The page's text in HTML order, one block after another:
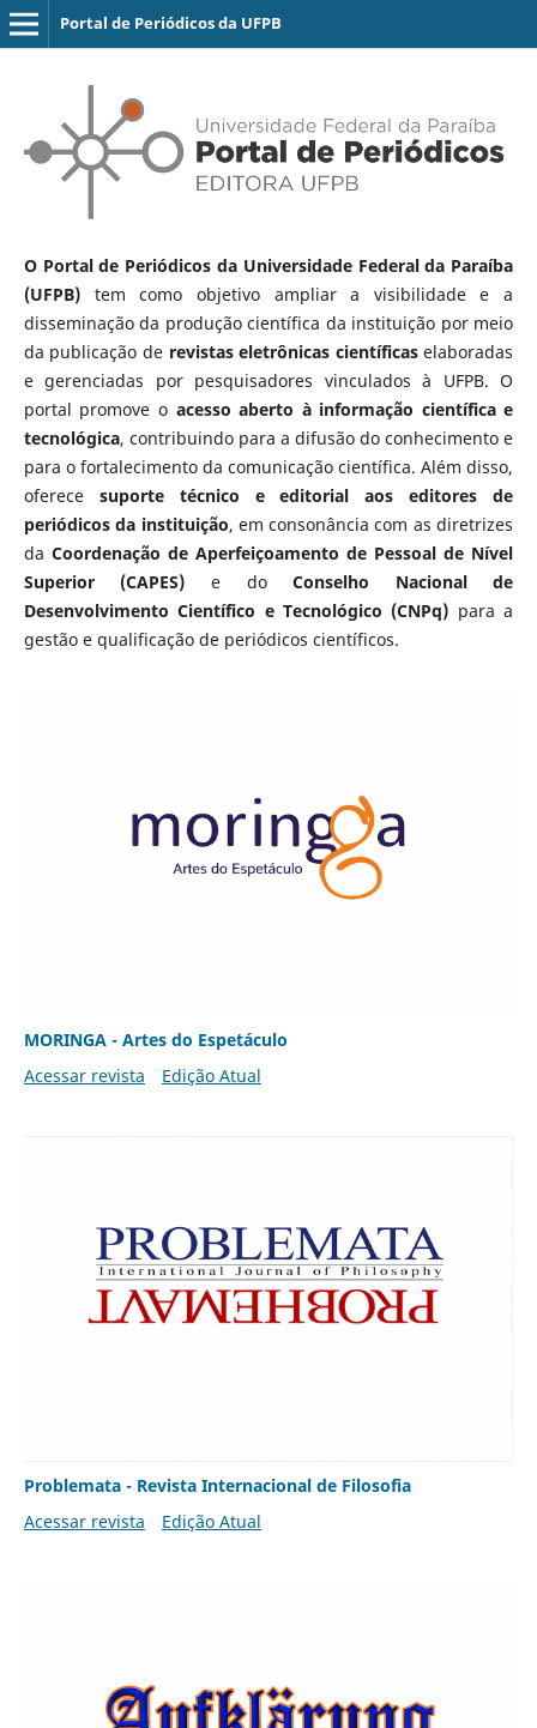
Portal de Periódicos da UFPB
O Portal de Periódicos da Universidade Federal da Paraíba
(UFPB)tem como objetivo ampliar a visibilidade e a
disseminação da produção científica da instituição por meio
da publicação de revistas eletrônicas científicaselaboradas
e gerenciadas por pesquisadores vinculados à UFPB. O
portal promove o acesso aberto à informação científica e
tecnológica, contribuindo para a difusão do conhecimento e
para o fortalecimento da comunicação científica. Além disso,
oferece suporte técnico e editorial aos editores de
periódicos da instituição, em consonância com as diretrizes
da Coordenação de Aperfeiçoamento de Pessoal de Nível
Superior (CAPES) e doConselho Nacional de
Desenvolvimento Científico e Tecnológico (CNPq) para a
gestão e qualificação de periódicos científicos.
MORINGA - Artes do Espetáculo
Acessar revista
Edição Atual
Problemata - Revista Internacional de Filosofia
Acessar revista
Edição Atual